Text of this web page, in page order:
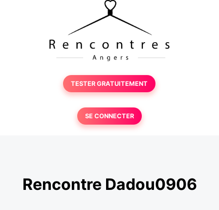
TESTER GRATUITEMENT
SE CONNECTER
Rencontre Dadou0906